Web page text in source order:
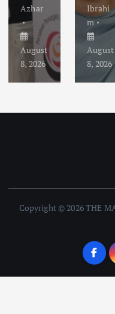
Azhar
August
8, 2026
Ibrahi
m
August
8, 2026
Copyright © 2026 THE